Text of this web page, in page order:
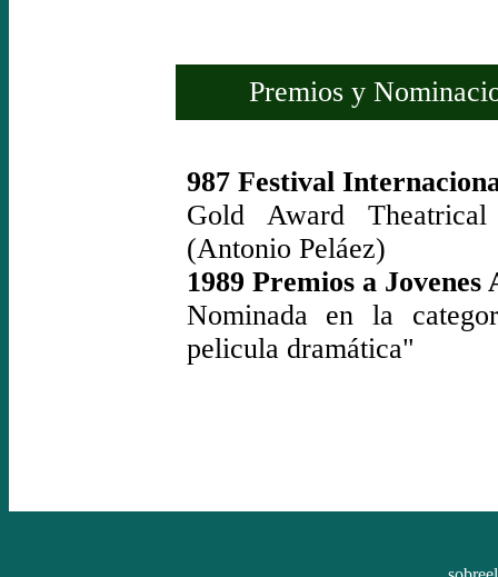
Premios y
987 Festival
Gold Award
(Antonio Peláez)
1989 Premios a Jovenes
Nominada en la
pelicula dramática"